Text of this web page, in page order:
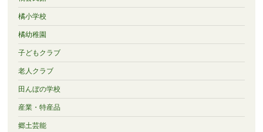
橘小学校
橘幼稚園
子どもクラブ
老人クラブ
田んぼの学校
産業・特産品
郷土芸能